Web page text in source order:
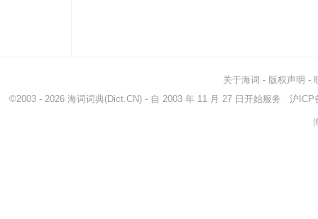
关于海词 - 版权声明 -
©2003 - 2026 海词词典(Dict.CN) - 自 2003 年 11 月 27 日开始服务 沪ICP